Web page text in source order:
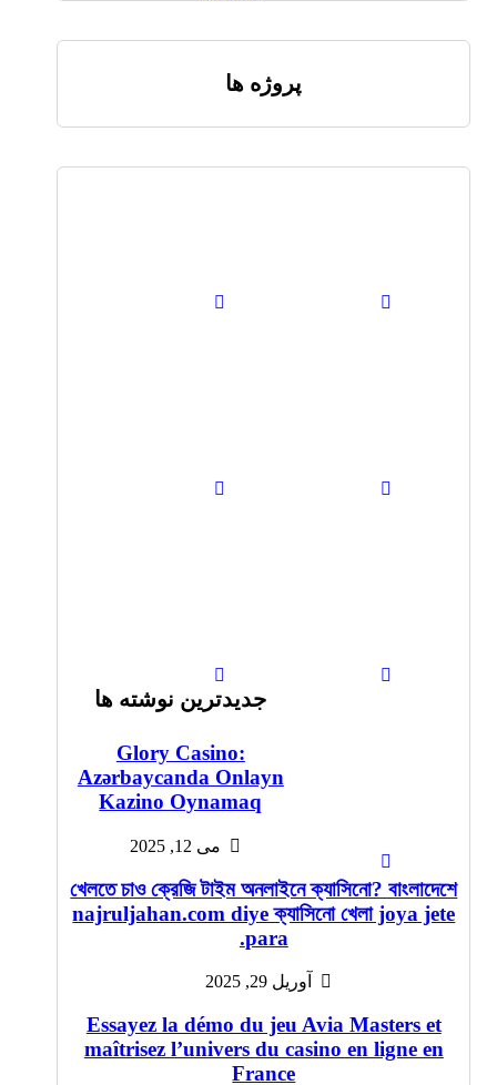
پروژه ها
جدیدترین نوشته ها
Glory Casino:
Azərbaycanda Onlayn
Kazino Oynamaq
می 12, 2025
খেলতে চাও ক্রেজি টাইম অনলাইনে ক্যাসিনো? বাংলাদেশে
najruljahan.com diye ক্যাসিনো খেলা joya jete
para.
آوریل 29, 2025
Essayez la démo du jeu Avia Masters et
maîtrisez l’univers du casino en ligne en
France